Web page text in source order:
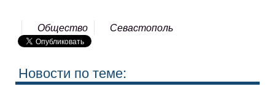
Общество Севастополь
Новости по теме: